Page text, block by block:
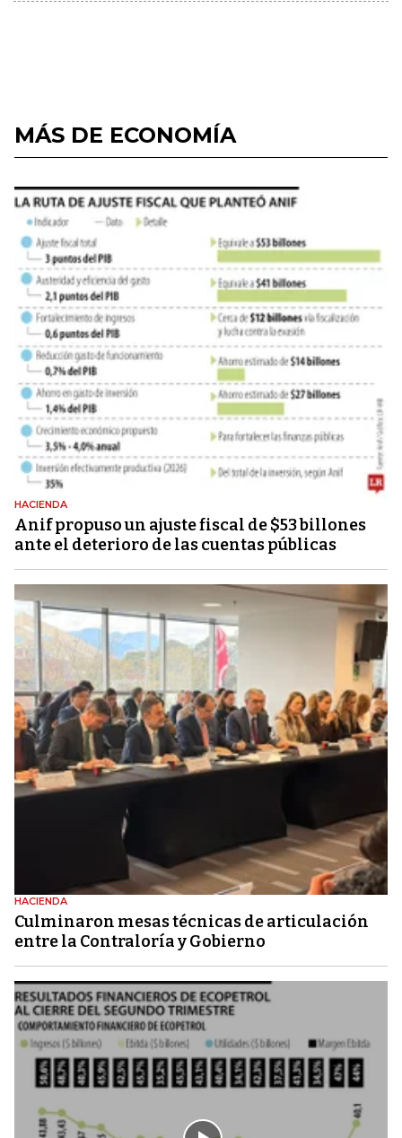
MÁS DE ECONOMÍA
HACIENDA
Anif propuso un ajuste fiscal de $53 billones
ante el deterioro de las cuentas públicas
HACIENDA
Culminaron mesas técnicas de articulación
entre la Contraloría y Gobierno